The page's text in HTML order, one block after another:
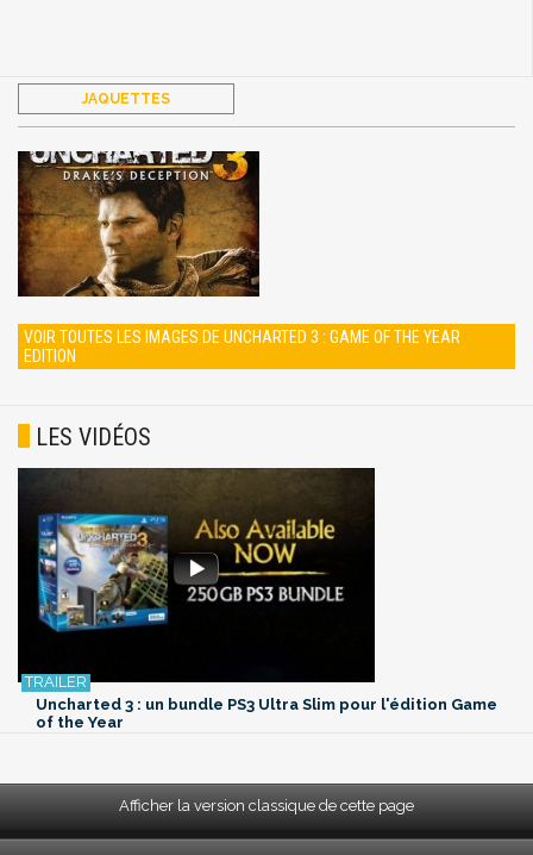
JAQUETTES
VOIR TOUTES LES IMAGES DE UNCHARTED 3 : GAME OF THE YEAR
EDITION
LES VIDÉOS
Uncharted 3 : un bundle PS3 Ultra Slim pour l'édition Game
of the Year
Afficher la version classique de cette page